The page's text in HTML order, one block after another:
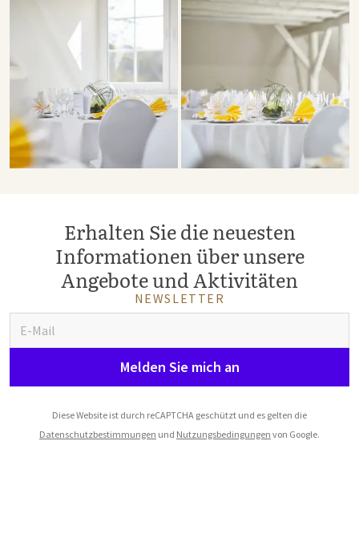
Erhalten Sie die neuesten
Informationen über unsere
Angebote und Aktivitäten
NEWSLETTER
Melden Sie mich an
Diese Website ist durch reCAPTCHA geschützt und es gelten die
Datenschutzbestimmungen und Nutzungsbedingungen von Google.